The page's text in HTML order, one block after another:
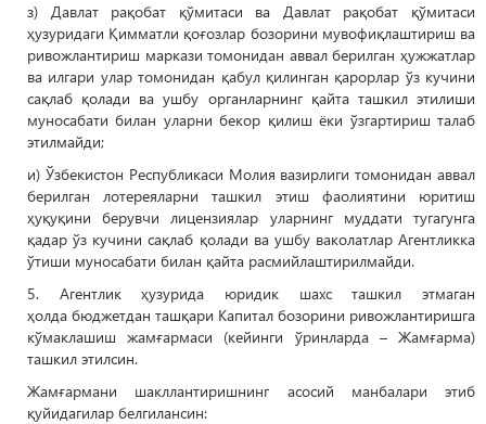
з) Давлат рақобат қўмитаси ва Давлат рақобат қўмитаси
ҳузуридаги Қимматли қоғозлар бозорини мувофиқлаштириш ва
ривожлантириш маркази томонидан аввал берилган ҳужжатлар
ва илгари улар томонидан қабул қилинган қарорлар ўз кучини
сақлаб қолади ва ушбу органларнинг қайта ташкил этилиши
муносабати билан уларни бекор қилиш ёки ўзгартириш талаб
этилмайди;
и) Ўзбекистон Республикаси Молия вазирлиги томонидан аввал
берилган лотереяларни ташкил этиш фаолиятини юритиш
ҳуқуқини берувчи лицензиялар уларнинг муддати тугагунга
қадар ўз кучини сақлаб қолади ва ушбу ваколатлар Агентликка
ўтиши муносабати билан қайта расмийлаштирилмайди.
5. Агентлик ҳузурида юридик шахс ташкил этмаган
ҳолда бюджетдан ташқари Капитал бозорини ривожлантиришга
кўмаклашиш жамғармаси (кейинги ўринларда – Жамғарма)
ташкил этилсин.
Жамғармани шакллантиришнинг асосий манбалари этиб
қуйидагилар белгилансин: